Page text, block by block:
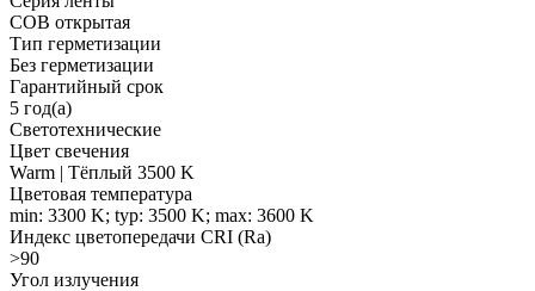
COB открытая
Тип герметизации
Без герметизации
Гарантийный срок
5 год(а)
Светотехнические
Цвет свечения
Warm | Тёплый 3500 K
Цветовая температура
min: 3300 K; typ: 3500 K; max: 3600 K
Индекс цветопередачи CRI (Ra)
>90
Угол излучения